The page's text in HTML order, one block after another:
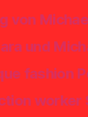
von
und
fashion
worker